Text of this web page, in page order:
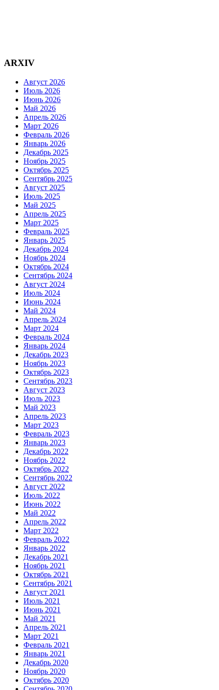
ARXIV
Август 2026
Июль 2026
Июнь 2026
Май 2026
Апрель 2026
Март 2026
Февраль 2026
Январь 2026
Декабрь 2025
Ноябрь 2025
Октябрь 2025
Сентябрь 2025
Август 2025
Июль 2025
Май 2025
Апрель 2025
Март 2025
Февраль 2025
Январь 2025
Декабрь 2024
Ноябрь 2024
Октябрь 2024
Сентябрь 2024
Август 2024
Июль 2024
Июнь 2024
Май 2024
Апрель 2024
Март 2024
Февраль 2024
Январь 2024
Декабрь 2023
Ноябрь 2023
Октябрь 2023
Сентябрь 2023
Август 2023
Июль 2023
Май 2023
Апрель 2023
Март 2023
Февраль 2023
Январь 2023
Декабрь 2022
Ноябрь 2022
Октябрь 2022
Сентябрь 2022
Август 2022
Июль 2022
Июнь 2022
Май 2022
Апрель 2022
Март 2022
Февраль 2022
Январь 2022
Декабрь 2021
Ноябрь 2021
Октябрь 2021
Сентябрь 2021
Август 2021
Июль 2021
Июнь 2021
Май 2021
Апрель 2021
Март 2021
Февраль 2021
Январь 2021
Декабрь 2020
Ноябрь 2020
Октябрь 2020